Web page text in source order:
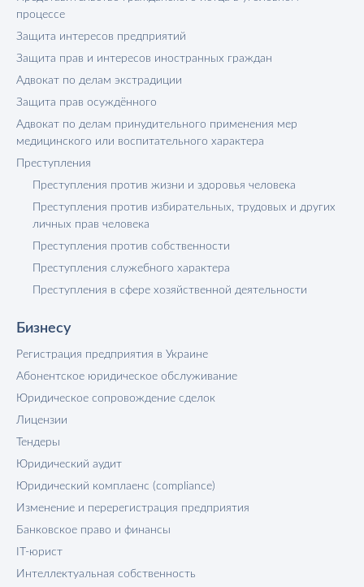
процессе
Защита интересов предприятий
Защита прав и интересов иностранных граждан
Адвокат по делам экстрадиции
Защита прав осуждённого
Адвокат по делам принудительного применения мер
медицинского или воспитательного характера
Преступления
Преступления против жизни и здоровья человека
Преступления против избирательных, трудовых и других
личных прав человека
Преступления против собственности
Преступления служебного характера
Преступления в сфере хозяйственной деятельности
Бизнесу
Регистрация предприятия в Украине
Абонентское юридическое обслуживание
Юридическое сопровождение сделок
Лицензии
Тендеры
Юридический аудит
Юридический комплаенс (compliance)
Изменение и перерегистрация предприятия
Банковское право и финансы
IT-юрист
Интеллектуальная собственность